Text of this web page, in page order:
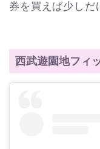
券を買えば少しだ
西武遊園地フィ